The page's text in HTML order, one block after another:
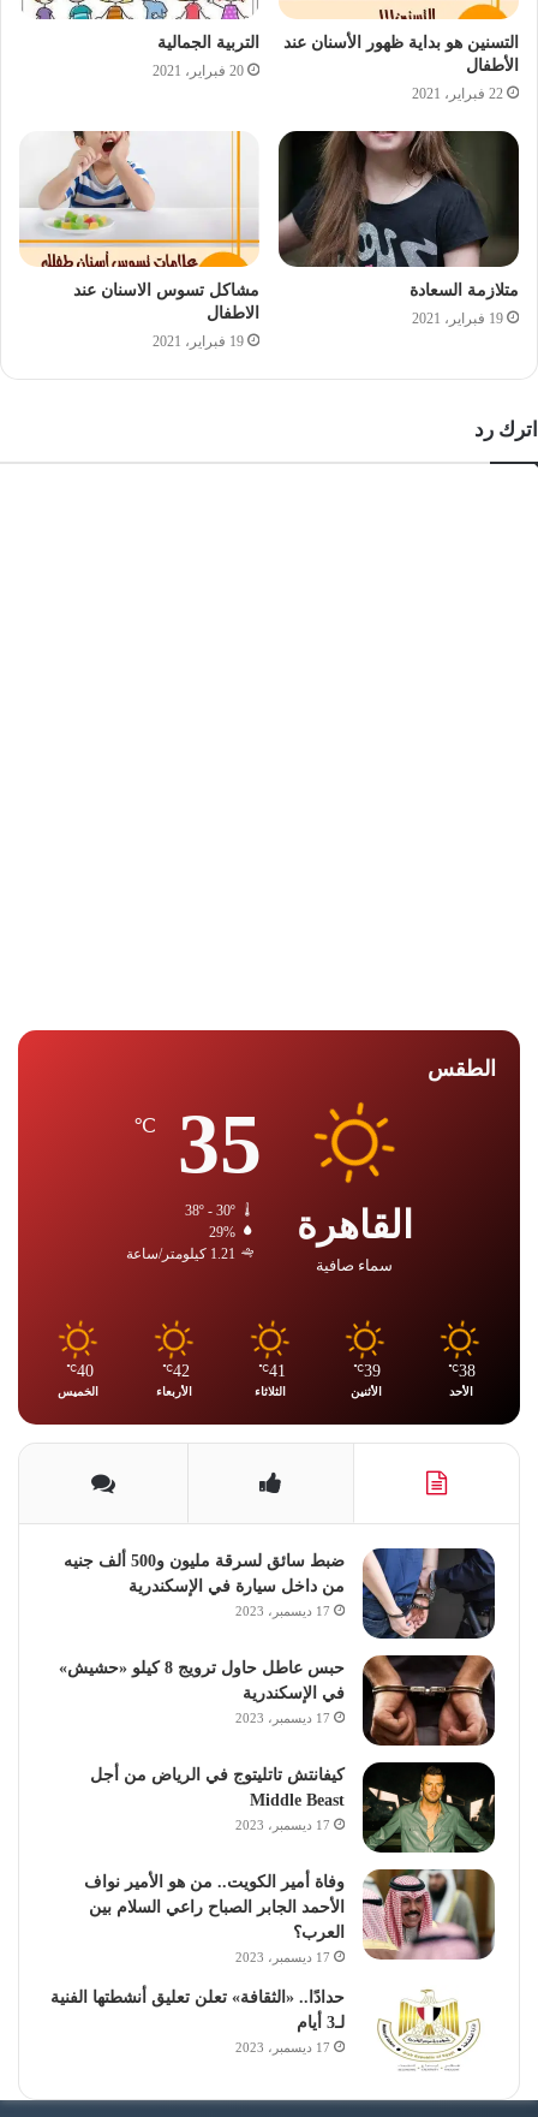
التسنين هو بداية ظهور الأسنان عند
الأطفال
22 فبراير، 2021
التربية الجمالية
20 فبراير، 2021
متلازمة السعادة
19 فبراير، 2021
مشاكل تسوس الاسنان عند
الاطفال
19 فبراير، 2021
اترك رد
الطقس
القاهرة
سماء صافية
35
℃
38º - 30º
29%
1.21 كيلومتر/ساعة
38
℃
الأحد
39
℃
الأثنين
41
℃
الثلاثاء
42
℃
الأربعاء
40
℃
الخميس
ضبط سائق لسرقة مليون و500 ألف جنيه
من داخل سيارة في الإسكندرية
17 ديسمبر، 2023
حبس عاطل حاول ترويج 8 كيلو «حشيش»
في الإسكندرية
17 ديسمبر، 2023
كيفانتش تاتليتوج في الرياض من أجل
Middle Beast
17 ديسمبر، 2023
وفاة أمير الكويت.. من هو الأمير نواف
الأحمد الجابر الصباح راعي السلام بين
العرب؟
17 ديسمبر، 2023
حدادًا.. «الثقافة» تعلن تعليق أنشطتها الفنية
لـ3 أيام
17 ديسمبر، 2023